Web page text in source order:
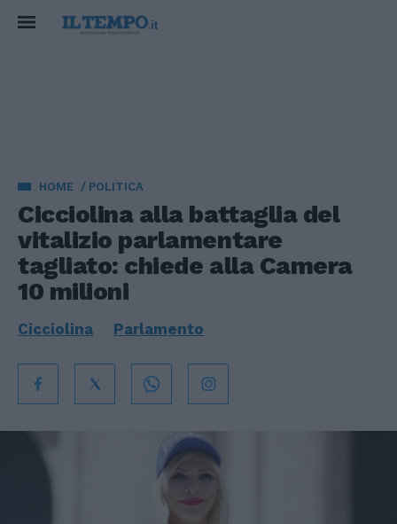
HOME POLITICA
Cicciolina alla battaglia del
vitalizio parlamentare
tagliato: chiede alla Camera
10 milioni
Cicciolina Parlamento